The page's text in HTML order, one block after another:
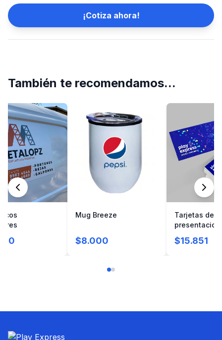
¡Cotiza ahora!
También te recomendamos...
Mug Breeze
$8.000
Tarjetas de
presentacion
holograficas
$15.851